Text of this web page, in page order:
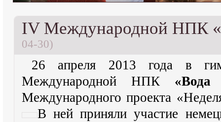
IV Международной НПК
04-30)
26 апреля 2013 года в
Международной НПК
Международного проекта
В ней приняли участие